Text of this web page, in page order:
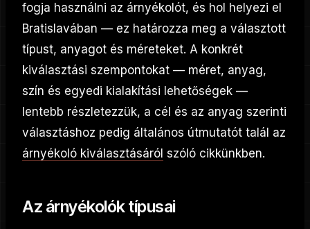
fogja használni az árnyékolót, és hol helyezi el
Bratislavában — ez határozza meg a választott
típust, anyagot és méreteket. A konkrét
kiválasztási szempontokat — méret, anyag,
szín és egyedi kialakítási lehetőségek —
lentebb részletezzük, a cél és az anyag szerinti
választáshoz pedig általános útmutatót talál az
árnyékoló kiválasztásáról szóló cikkünkben.
Az árnyékolók típusai